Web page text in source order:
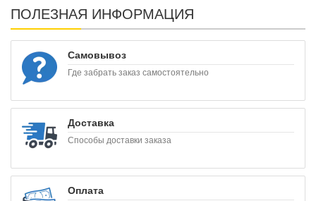
ПОЛЕЗНАЯ ИНФОРМАЦИЯ
Самовывоз
Где забрать заказ самостоятельно
Доставка
Способы доставки заказа
Оплата